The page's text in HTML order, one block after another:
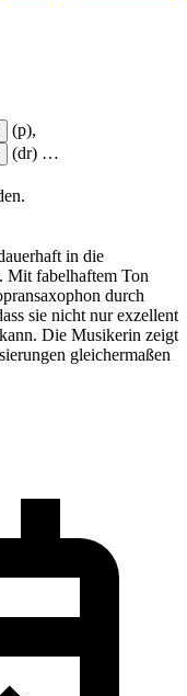
(p),
(dr) …
in die
Mit fabelhaftem Ton
durch
sie nicht nur exzellent
Die Musikerin zeigt
gleichermaßen